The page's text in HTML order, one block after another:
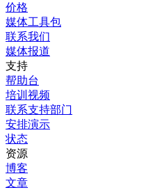
价格
媒体工具包
联系我们
媒体报道
支持
帮助台
培训视频
联系支持部门
安排演示
状态
资源
博客
文章